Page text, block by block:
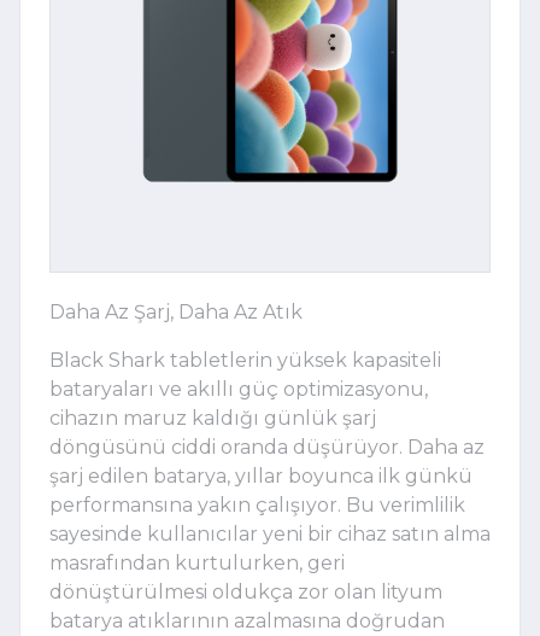
Daha Az Şarj, Daha Az Atık
Black Shark tabletlerin yüksek kapasiteli
bataryaları ve akıllı güç optimizasyonu,
cihazın maruz kaldığı günlük şarj
döngüsünü ciddi oranda düşürüyor. Daha az
şarj edilen batarya, yıllar boyunca ilk günkü
performansına yakın çalışıyor. Bu verimlilik
sayesinde kullanıcılar yeni bir cihaz satın alma
masrafından kurtulurken, geri
dönüştürülmesi oldukça zor olan lityum
batarya atıklarının azalmasına doğrudan